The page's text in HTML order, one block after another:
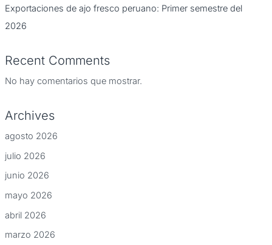
Exportaciones de ajo fresco peruano: Primer semestre del
2026
Recent Comments
No hay comentarios que mostrar.
Archives
agosto 2026
julio 2026
junio 2026
mayo 2026
abril 2026
marzo 2026